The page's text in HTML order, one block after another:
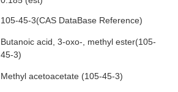
105-45-3(CAS DataBase Reference)
Butanoic acid, 3-oxo-, methyl ester(105-
45-3)
Methyl acetoacetate (105-45-3)